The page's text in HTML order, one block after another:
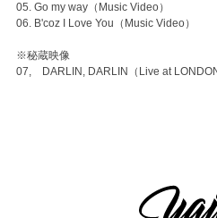
05. Go my way（Music Video）
06. B'coz I Love You（Music Video）
※秘蔵映像
07, DARLIN, DARLIN（Live at